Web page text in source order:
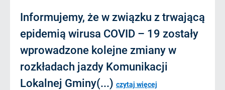
Informujemy, że w związku z trwającą
epidemią wirusa COVID – 19 zostały
wprowadzone kolejne zmiany w
rozkładach jazdy Komunikacji
Lokalnej Gminy(...) czytaj więcej